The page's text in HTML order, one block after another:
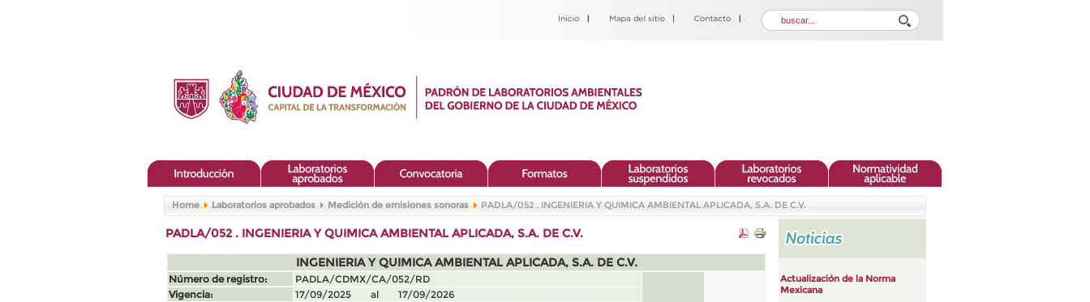
Home Laboratorios aprobados Medición de emisiones sonoras PADLA/052 . INGENIERIA Y QUIMICA AMBIENTAL APLICADA, S.A. DE C.V.
PADLA/052 . INGENIERIA Y QUIMICA AMBIENTAL APLICADA, S.A. DE C.V.
INGENIERIA Y QUIMICA AMBIENTAL APLICADA, S.A. DE C.V.
Número de registro: PADLA/CDMX/CA/052/RD
Vigencia:
17/09/2025 al 17/09/2026
Actualización de la Norma
Mexicana